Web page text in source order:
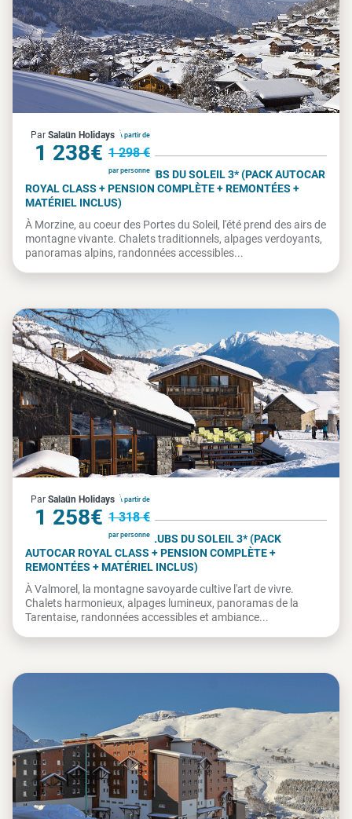
À partir de
1 238€ 1 298 €
par personne
Par Salaün Holidays
France
MORZINE - VILLAGES CLUBS DU SOLEIL 3* (PACK AUTOCAR
ROYAL CLASS + PENSION COMPLÈTE + REMONTÉES +
MATÉRIEL INCLUS)
À Morzine, au coeur des Portes du Soleil, l'été prend des airs de
montagne vivante. Chalets traditionnels, alpages verdoyants,
panoramas alpins, randonnées accessibles...
À partir de
1 258€ 1 318 €
par personne
Par Salaün Holidays
France
VALMOREL - VILLAGES CLUBS DU SOLEIL 3* (PACK
AUTOCAR ROYAL CLASS + PENSION COMPLÈTE +
REMONTÉES + MATÉRIEL INCLUS)
À Valmorel, la montagne savoyarde cultive l'art de vivre.
Chalets harmonieux, alpages lumineux, panoramas de la
Tarentaise, randonnées accessibles et ambiance...